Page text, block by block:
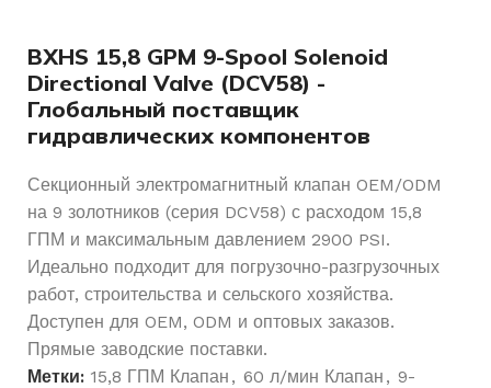
BXHS 15,8 GPM 9-Spool Solenoid
Directional Valve (DCV58) -
Глобальный поставщик
гидравлических компонентов
Секционный электромагнитный клапан OEM/ODM
на 9 золотников (серия DCV58) с расходом 15,8
ГПМ и максимальным давлением 2900 PSI.
Идеально подходит для погрузочно-разгрузочных
работ, строительства и сельского хозяйства.
Доступен для OEM, ODM и оптовых заказов.
Прямые заводские поставки.
Метки: 15,8 ГПМ Клапан , 60 л/мин Клапан , 9-